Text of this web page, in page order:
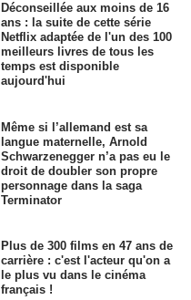
Déconseillée aux moins de 16
ans : la suite de cette série
Netflix adaptée de l'un des 100
meilleurs livres de tous les
temps est disponible
aujourd'hui
Même si l’allemand est sa
langue maternelle, Arnold
Schwarzenegger n’a pas eu le
droit de doubler son propre
personnage dans la saga
Terminator
Plus de 300 films en 47 ans de
carrière : c'est l'acteur qu'on a
le plus vu dans le cinéma
français !